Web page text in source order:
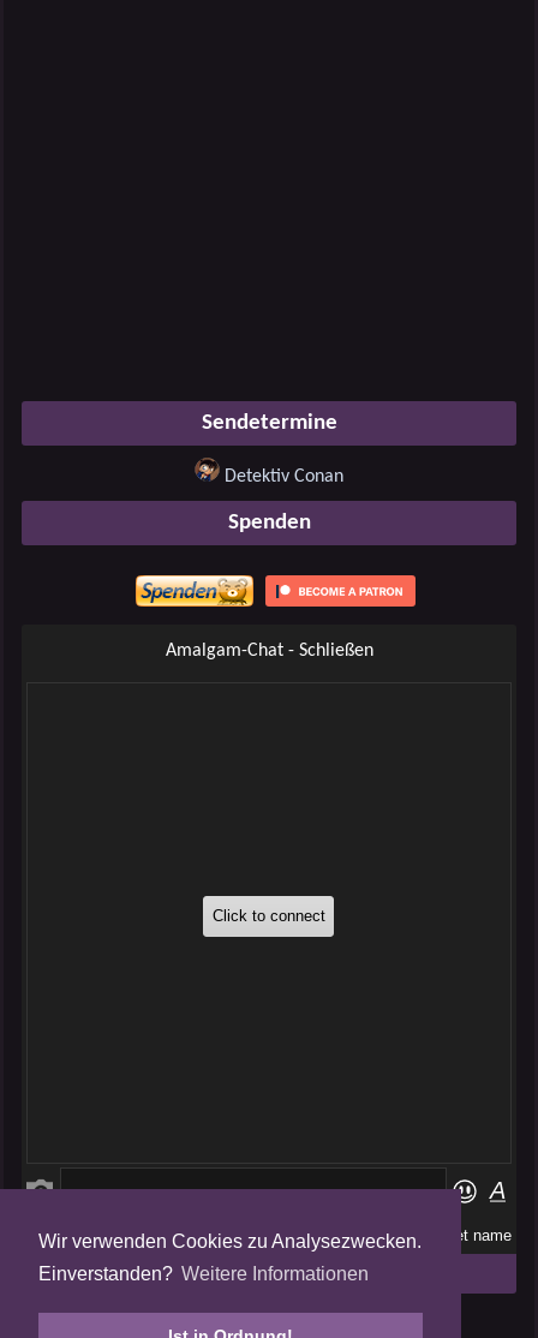
Wir verwenden Cookies zu Analysezwecken.
Einverstanden? Weitere Informationen
Sendetermine
Detektiv Conan
Spenden
Amalgam-Chat - Schließen
Folge uns auf
Tweets by AmalgamFansubs